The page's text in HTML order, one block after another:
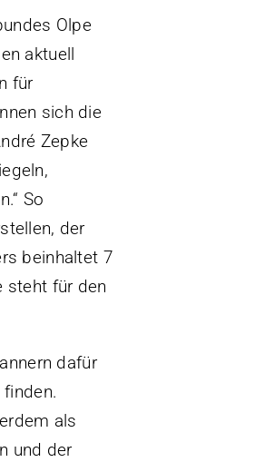
Olpe
aktuell
für
sich die
Zepke
So
der
beinhaltet 7
steht für den
dafür
als
und der